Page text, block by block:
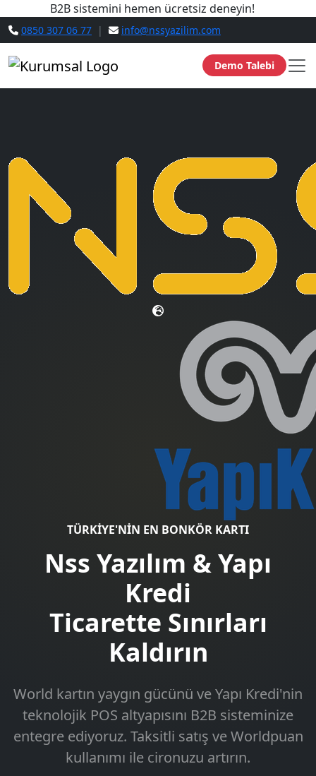
B2B sistemini hemen ücretsiz deneyin!
0850 307 06 77 | info@nssyazilim.com
Demo Talebi
TÜRKIYE'NIN EN BONKÖR KARTI
Nss Yazılım & Yapı
Kredi
Ticarette Sınırları
Kaldırın
World kartın yaygın gücünü ve Yapı Kredi'nin
teknolojik POS altyapısını B2B sisteminize
entegre ediyoruz. Taksitli satış ve Worldpuan
kullanımı ile cironuzu artırın.